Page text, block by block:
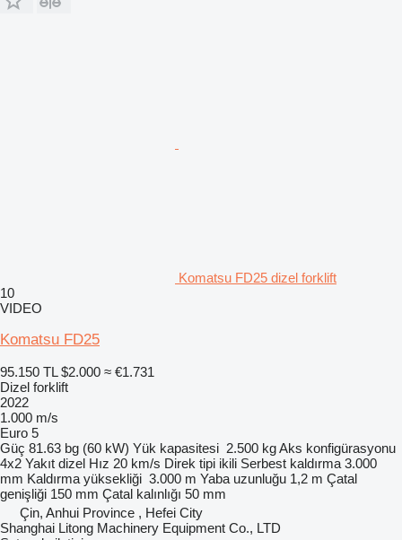
Komatsu FD25 dizel forklift
10
VIDEO
Komatsu FD25
95.150 TL $2.000 ≈ €1.731
Dizel forklift
2022
1.000 m/s
Euro 5
Güç 81.63 bg (60 kW) Yük kapasitesi 2.500 kgAks konfigürasyonu
4x2 Yakıt dizel Hız 20 km/s Direk tipi ikili Serbest kaldırma 3.000
mm Kaldırma yüksekliği 3.000 m Yaba uzunluğu 1,2 m Çatal
genişliği 150 mm Çatal kalınlığı 50 mm
Çin, Anhui Province , Hefei City
Shanghai Litong Machinery Equipment Co., LTD